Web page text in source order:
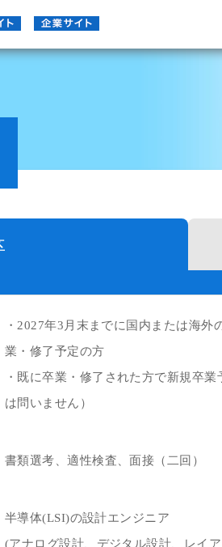
・2027年3月末までに国内または海
業・修了予定の方
・既に卒業・修了された方で新規卒
は問いません）
書類選考、適性検査、面接（二回）
半導体(LSI)の設計エンジニア
(アナログ設計、デジタル設計、レイ